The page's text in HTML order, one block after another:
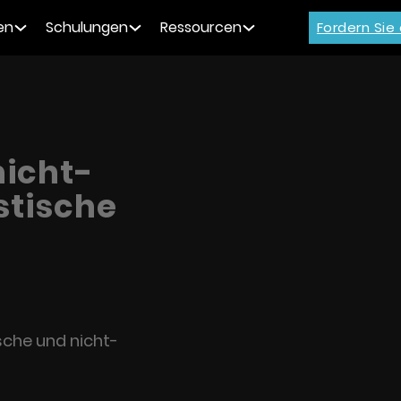
Schulungen Ressourcen Fordern
und nicht-